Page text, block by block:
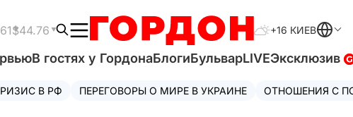
$44.76 +16 КИЕВ
В гостях у ГордонаБлогиБульварLIVEЭксклюзив
В РФ ПЕРЕГОВОРЫ О МИРЕ В УКРАИНЕ ОТНОШЕНИЯ С